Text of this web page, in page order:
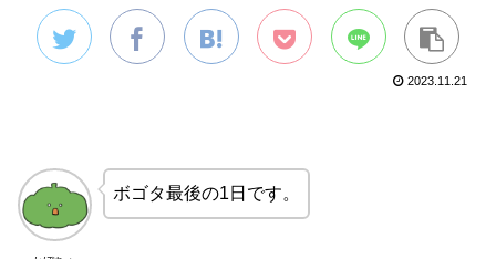
2023.11.21
ボゴタ最後の1日です。